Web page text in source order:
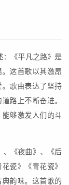
：《平凡之路》是
这首歌以其激昂
歌曲表达了坚持
路上不断奋进。
够激发人们的斗
、《夜曲》、《后
瓷》《青花瓷》
韵味。这首歌的